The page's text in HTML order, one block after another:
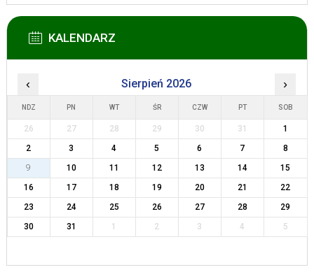
KALENDARZ
‹ Sierpień 2026 ›
NDZ PN WT ŚR CZW PT SOB
26 27 28 29 30 31
1
2
3 4 5 6 7
8
9
10 11 12 13 14
15
16
17 18 19 20 21
22
23
24 25 26 27 28
29
30
31 1 2 3 4 5